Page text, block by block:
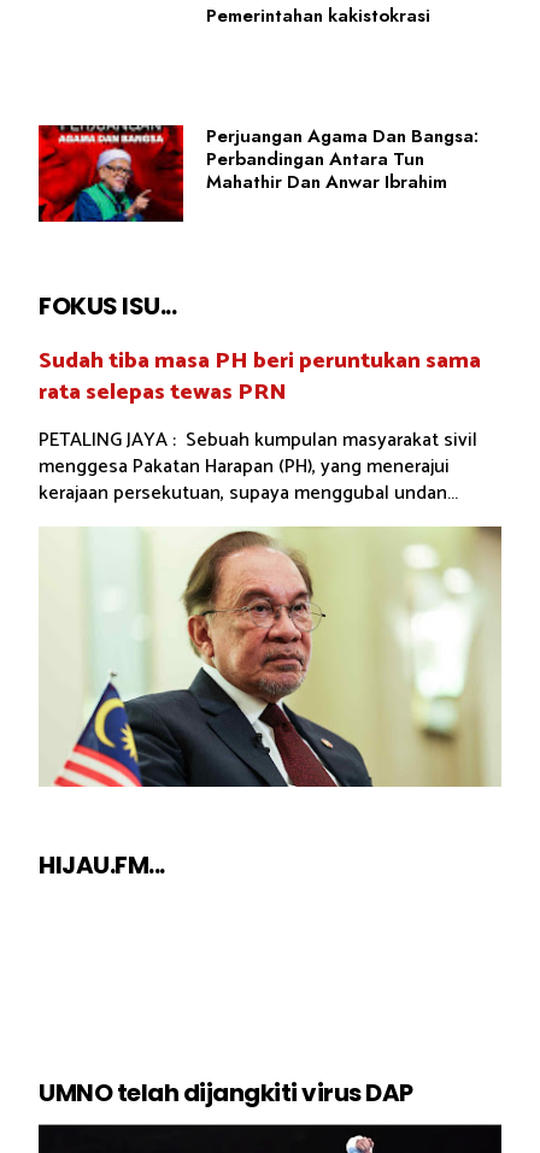
Pemerintahan kakistokrasi
Perjuangan Agama Dan Bangsa:
Perbandingan Antara Tun
Mahathir Dan Anwar Ibrahim
FOKUS ISU...
Sudah tiba masa PH beri peruntukan sama
rata selepas tewas PRN
PETALING JAYA : Sebuah kumpulan masyarakat sivil
menggesa Pakatan Harapan (PH), yang menerajui
kerajaan persekutuan, supaya menggubal undan...
HIJAU.FM...
UMNO telah dijangkiti virus DAP